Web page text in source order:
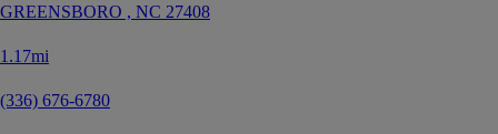
GREENSBORO , NC 27408
1.17mi
(336) 676-6780